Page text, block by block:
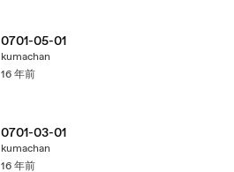
0701-05-01
kumachan
16 年前
0701-03-01
kumachan
16 年前